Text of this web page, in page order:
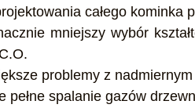
całego kominka
mniejszy wybór
problemy z
pełne spalanie gazów